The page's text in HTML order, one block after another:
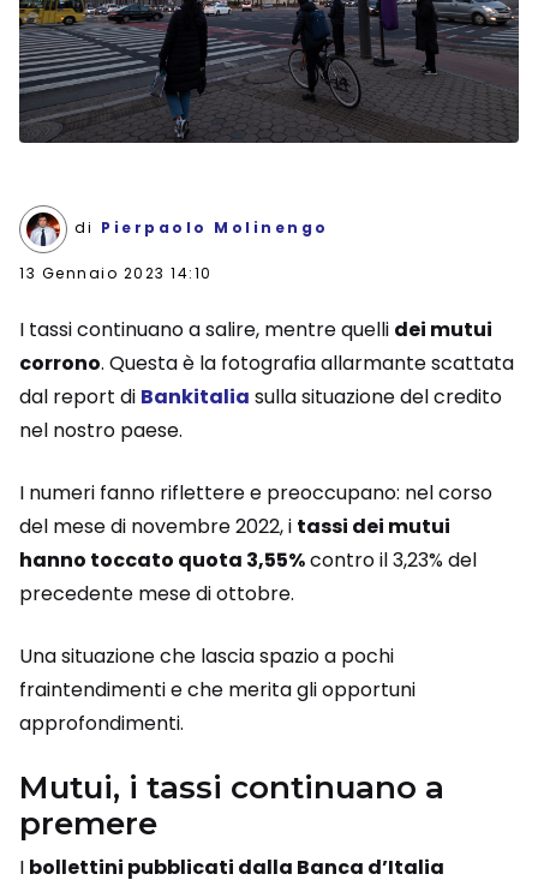
di Pierpaolo Molinengo
13 Gennaio 2023 14:10
I tassi continuano a salire, mentre quelli dei mutui
corrono. Questa è la fotografia allarmante scattata
dal report di Bankitalia sulla situazione del credito
nel nostro paese.
I numeri fanno riflettere e preoccupano: nel corso
del mese di novembre 2022, i tassi dei mutui
hanno toccato quota 3,55%contro il 3,23% del
precedente mese di ottobre.
Una situazione che lascia spazio a pochi
fraintendimenti e che merita gli opportuni
approfondimenti.
Mutui, i tassi continuano a
premere
I bollettini pubblicati dalla Banca d’Italia